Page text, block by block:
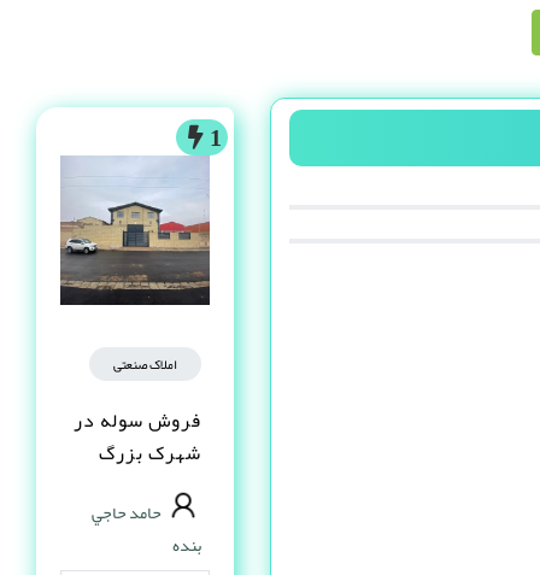
1
املاک صنعتی
فروش سوله در
شهرک بزرگ
اصفهان فاز یک
حامد حاجي
بنده